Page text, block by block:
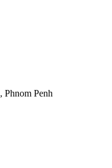
, Phnom Penh